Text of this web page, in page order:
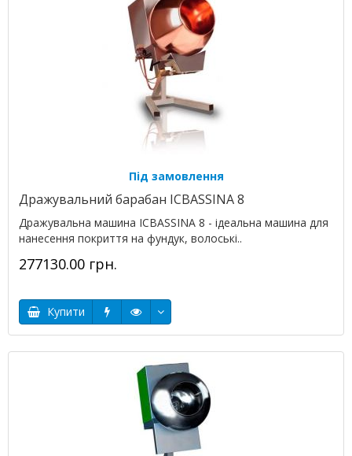
Під замовлення
Дражувальний барабан ICBASSINA 8
Дражувальна машина ICBASSINA 8 - ідеальна машина для
нанесення покриття на фундук, волоські..
277130.00 грн.
Купити